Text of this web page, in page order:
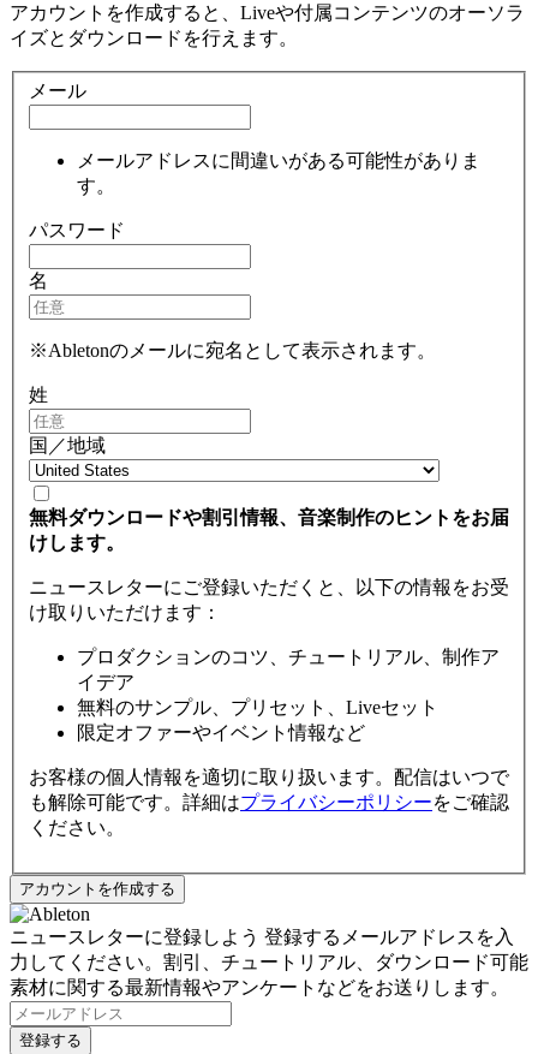
アカウントを作成すると、Liveや付属コンテンツのオーソラ
イズとダウンロードを行えます。
メール
メールアドレスに間違いがある可能性がありま
す。
パスワード
名
※Abletonのメールに宛名として表示されます。
姓
国／地域
無料ダウンロードや割引情報、音楽制作のヒントをお届
けします。
ニュースレターにご登録いただくと、以下の情報をお受
け取りいただけます：
プロダクションのコツ、チュートリアル、制作ア
イデア
無料のサンプル、プリセット、Liveセット
限定オファーやイベント情報など
お客様の個人情報を適切に取り扱います。配信はいつで
も解除可能です。詳細はプライバシーポリシーをご確認
ください。
ニュースレターに登録しよう 登録するメールアドレスを入
力してください。割引、チュートリアル、ダウンロード可能
素材に関する最新情報やアンケートなどをお送りします。